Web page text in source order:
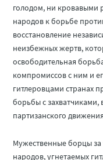
голодом, ни кровавыми
народов к борьбе
восстановление
неизбежных жертв,
освободительная
компромиссов с ним и
гитлеровцами странах
борьбы с захватчиками,
партизанского
Мужественные борцы за
народов, угнетаемых